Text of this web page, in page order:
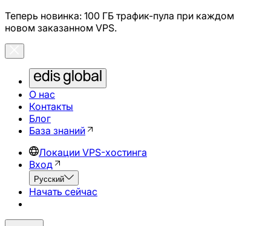
Теперь новинка: 100 ГБ трафик-пула при каждом
новом заказанном VPS.
О нас
Контакты
Блог
База знаний
Локации VPS-хостинга
Вход
Русский
Начать сейчас